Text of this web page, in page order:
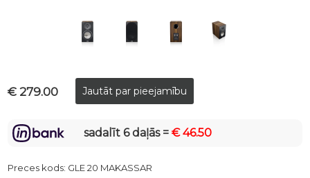
€ 279.00
sadalīt 6 daļās =€ 46.50
Preces kods: GLE 20 MAKASSAR